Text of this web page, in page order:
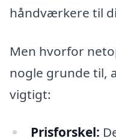
håndværkere til
Men hvorfor
nogle grunde til,
vigtigt:
Prisforskel: